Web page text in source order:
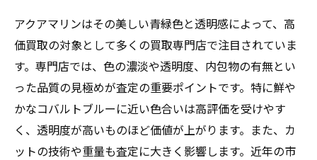
アクアマリンはその美しい青緑色と透明感によって、高
価買取の対象として多くの買取専門店で注目されていま
す。専門店では、色の濃淡や透明度、内包物の有無とい
った品質の見極めが査定の重要ポイントです。特に鮮や
かなコバルトブルーに近い色合いは高評価を受けやす
く、透明度が高いものほど価値が上がります。また、カ
ットの技術や重量も査定に大きく影響します。近年の市